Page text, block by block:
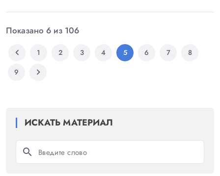
ИСКАТЬ МАТЕРИАЛ
search
Показано 6 из 106
chevron_left 1 2 3 4 5 6 7
8
9
chevron_right